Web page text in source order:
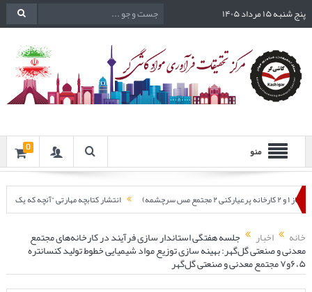
پنج شنبه ۱۵ مرداد ۱۴۰۵
منو 0
انتشار کتابچه مهارتی “آنچه که یک مهندس فرآیند در
خانه اخبار جلسه هفتگی استاندار سازی فرآیند در کارخانه‌های مجتمع
معدنی و صنعتی گل‌گهر: بهینه سازی توزیع مواد شیمیایی خطوط تولید کنسانتره
۶،۵و۷ مجتمع معدنی و صنعتی گل‌گهر